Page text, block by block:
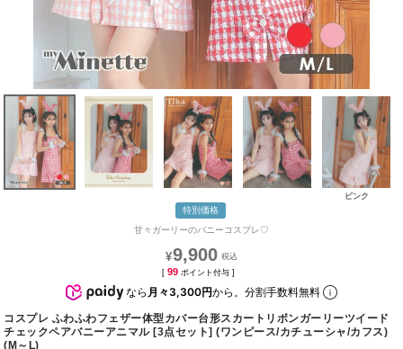
ピンク
特別価格
甘々ガーリーのバニーコスプレ♡
¥9,900
[ 99 ポイント付与 ]
なら 月々3,300円から。分割手数料無料
コスプレ ふわふわフェザー体型カバー台形スカートリボンガーリーツイード
チェックペアバニーアニマル [3点セット] (ワンピース/カチューシャ/カフス)
(M～L)